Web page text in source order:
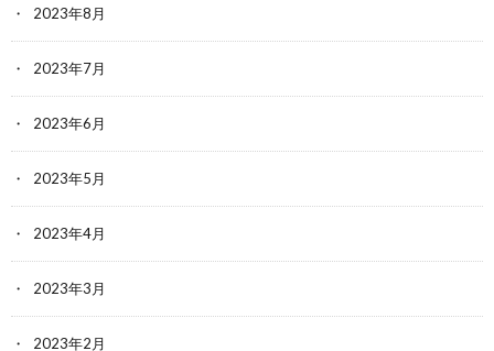
2023年8月
2023年7月
2023年6月
2023年5月
2023年4月
2023年3月
2023年2月